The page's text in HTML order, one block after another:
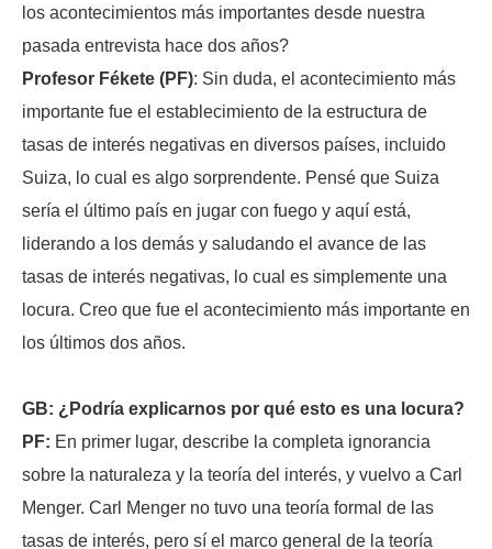
los acontecimientos más importantes desde nuestra
pasada entrevista hace dos años?
Profesor Fékete (PF): Sin duda, el acontecimiento más
importante fue el establecimiento de la estructura de
tasas de interés negativas en diversos países, incluido
Suiza, lo cual es algo sorprendente. Pensé que Suiza
sería el último país en jugar con fuego y aquí está,
liderando a los demás y saludando el avance de las
tasas de interés negativas, lo cual es simplemente una
locura. Creo que fue el acontecimiento más importante en
los últimos dos años.
GB: ¿Podría explicarnos por qué esto es una locura?
PF: En primer lugar, describe la completa ignorancia
sobre la naturaleza y la teoría del interés, y vuelvo a Carl
Menger. Carl Menger no tuvo una teoría formal de las
tasas de interés, pero sí el marco general de la teoría